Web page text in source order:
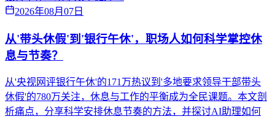
2026年08月07日
从'带头休假'到'银行午休'，职场人如何科学掌控休
息与节奏？
从'央视网评银行午休'的171万热议到'多地要求领导干部带头
休假'的780万关注，休息与工作的平衡成为全民课题。本文剖
析痛点，分享科学安排休息节奏的方法，并探讨AI助理如何